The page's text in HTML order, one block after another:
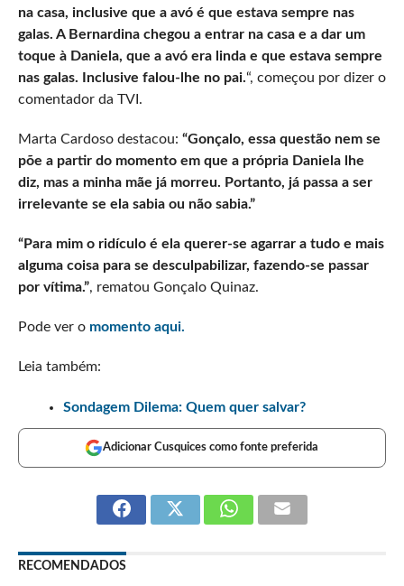
na casa, inclusive que a avó é que estava sempre nas
galas. A Bernardina chegou a entrar na casa e a dar um
toque à Daniela, que a avó era linda e que estava sempre
nas galas. Inclusive falou-lhe no pai.“, começou por dizer o
comentador da TVI.
Marta Cardoso destacou: “Gonçalo, essa questão nem se
põe a partir do momento em que a própria Daniela lhe
diz, mas a minha mãe já morreu. Portanto, já passa a ser
irrelevante se ela sabia ou não sabia.”
“Para mim o ridículo é ela querer-se agarrar a tudo e mais
alguma coisa para se desculpabilizar, fazendo-se passar
por vítima.”, rematou Gonçalo Quinaz.
Pode ver o momento aqui.
Leia também:
Sondagem Dilema: Quem quer salvar?
Adicionar Cusquices como fonte preferida
RECOMENDADOS